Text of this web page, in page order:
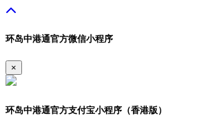
环岛中港通官方微信小程序
×
环岛中港通官方支付宝小程序（香港版）